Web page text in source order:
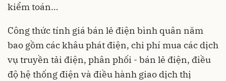
kiểm toán…
Công thức tính giá bán lẻ điện bình quân năm
bao gồm các khâu phát điện, chi phí mua các dịch
vụ truyền tải điện, phân phối - bán lẻ điện, điều
độ hệ thống điện và điều hành giao dịch thị